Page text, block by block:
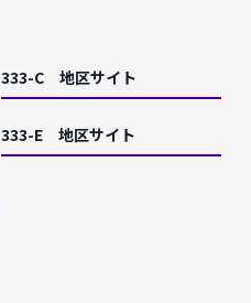
333-C 地区サイト
333-E 地区サイト